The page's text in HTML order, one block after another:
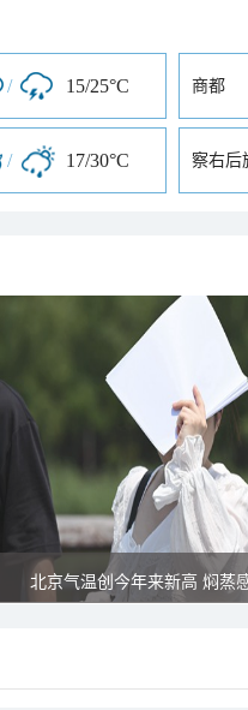
/ 15/25°C 商都
/ 17/30°C 察右后
北京气温创今年来新高 焖蒸